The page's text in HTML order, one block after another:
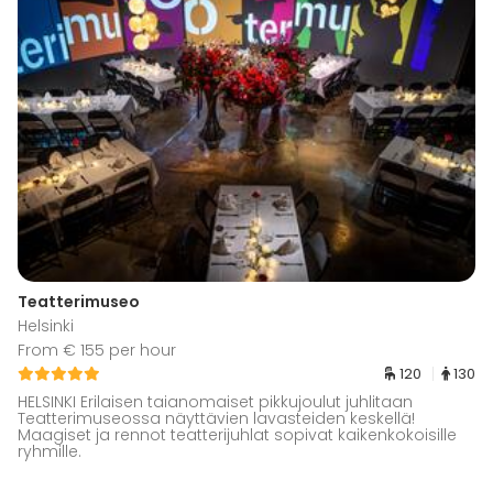
Teatterimuseo
Helsinki
From € 155 per hour
120 130
HELSINKI Erilaisen taianomaiset pikkujoulut juhlitaan
Teatterimuseossa näyttävien lavasteiden keskellä!
Maagiset ja rennot teatterijuhlat sopivat kaikenkokoisille
ryhmille.